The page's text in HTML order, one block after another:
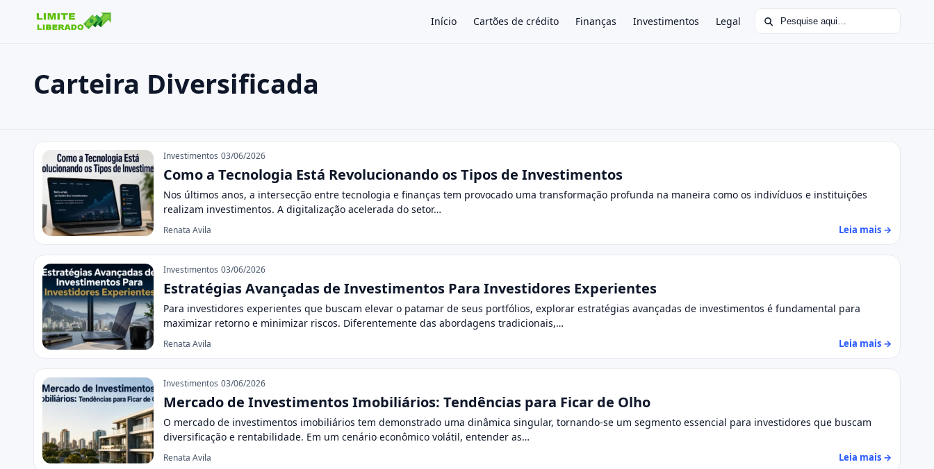
Início Cartões de crédito Finanças Investimentos Legal Buscar por:
Buscar no site
Pressione Enter para buscar ou ESC para fechar.
Carteira Diversificada
Carteira Diversificada
Investimentos 03/06/2026
Como a Tecnologia Está Revolucionando os Tipos de Investimentos
Nos últimos anos, a intersecção entre tecnologia e finanças tem provocado uma transformação profunda na maneira como os indivíduos e instituições
realizam investimentos. A digitalização acelerada do setor…
Renata Avila Leia mais →
Investimentos 03/06/2026
Estratégias Avançadas de Investimentos Para Investidores Experientes
Para investidores experientes que buscam elevar o patamar de seus portfólios, explorar estratégias avançadas de investimentos é fundamental para
maximizar retorno e minimizar riscos. Diferentemente das abordagens tradicionais,…
Renata Avila Leia mais →
Investimentos 03/06/2026
Mercado de Investimentos Imobiliários: Tendências para Ficar de Olho
O mercado de investimentos imobiliários tem demonstrado uma dinâmica singular, tornando-se um segmento essencial para investidores que buscam
diversificação e rentabilidade. Em um cenário econômico volátil, entender as…
Renata Avila Leia mais →